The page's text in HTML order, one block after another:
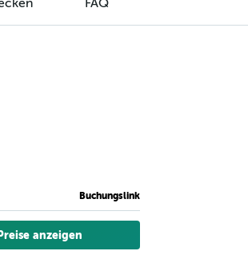
Buchungslink
anzeigen